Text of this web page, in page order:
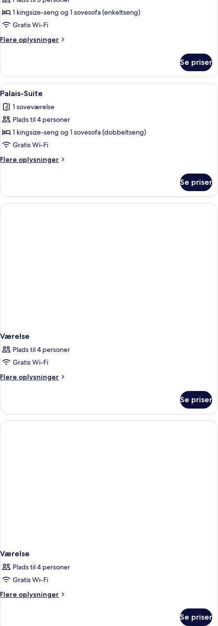
Deluxe-
værelse
til
3
1 kingsize-seng og 1 sovesofa (enkeltseng)
Gratis Wi-Fi
Flere oplysninger
Flere
værelse
til
3
Se priser
Indlæs
alle
billeder
af
Palais-
Suite
Et hotelværelse med seng, fjernsyn,
10
Palais-Suite
1 soveværelse
Plads til 4 personer
1 kingsize-seng og 1 sovesofa (dobbeltseng)
Gratis Wi-Fi
Flere oplysninger
Flere
Suite
Se priser
Værelse
Plads til 4 personer
Gratis Wi-Fi
Flere oplysninger
Flere
Se priser
Værelse
Plads til 4 personer
Gratis Wi-Fi
Flere oplysninger
Flere
Se priser